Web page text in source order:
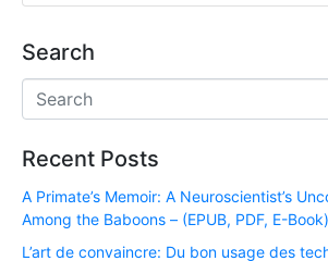
Search
Recent Posts
A Primate’s Memoir: A Neuroscientist’s
Among the Baboons – (EPUB, PDF, E-Book)
L’art de convaincre: Du bon usage des